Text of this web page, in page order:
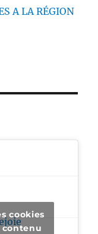
A LA RÉGION
cookies